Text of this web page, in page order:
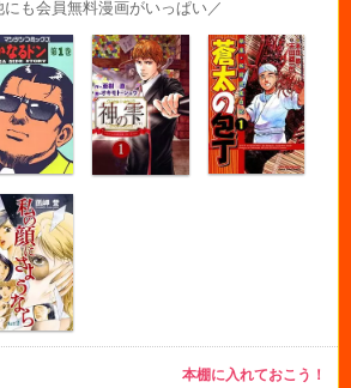
にも会員無料漫画がいっぱい／
本棚に入れておこう！